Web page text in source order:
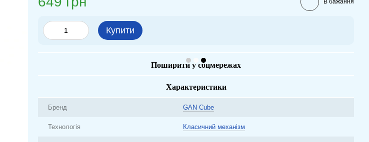
В бажання
Купити
Поширити у соцмережах
Характеристики
Бренд GAN Cube
Технологія Класичний механізм